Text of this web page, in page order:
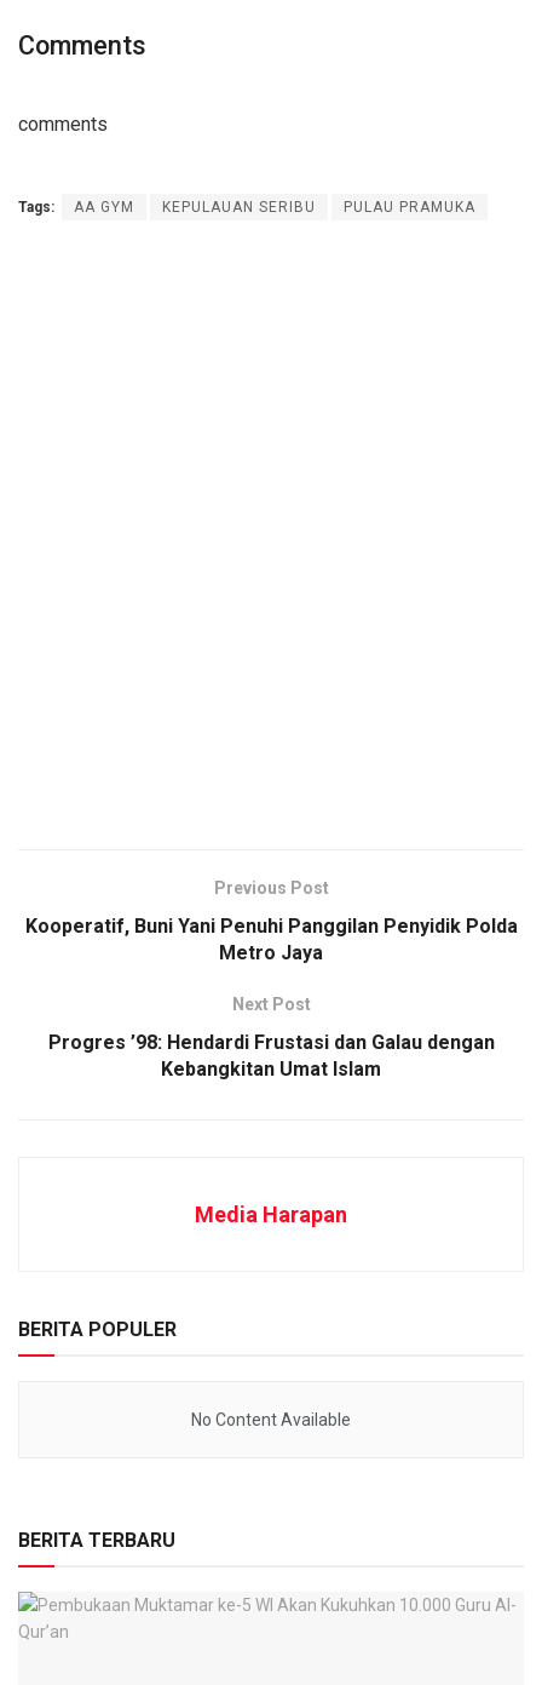
Comments
comments
Tags: AA GYM KEPULAUAN SERIBU PULAU PRAMUKA
Previous Post
Kooperatif, Buni Yani Penuhi Panggilan Penyidik Polda
Metro Jaya
Next Post
Progres ’98: Hendardi Frustasi dan Galau dengan
Kebangkitan Umat Islam
Media Harapan
BERITA POPULER
No Content Available
BERITA TERBARU